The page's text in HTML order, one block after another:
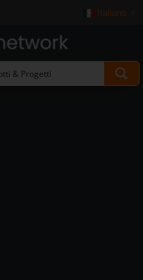
Italiano